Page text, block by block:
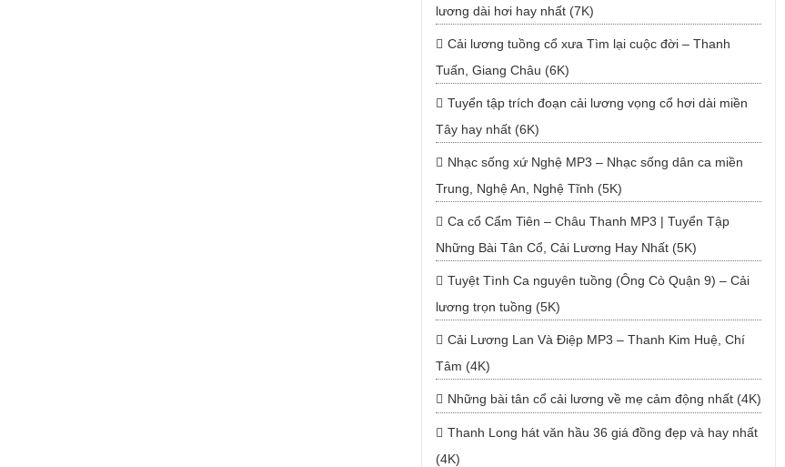
lương dài hơi hay nhất (7K)
Cải lương tuồng cổ xưa Tìm lại cuộc đời – Thanh
Tuấn, Giang Châu (6K)
Tuyển tập trích đoạn cải lương vọng cổ hơi dài miền
Tây hay nhất (6K)
Nhạc sống xứ Nghệ MP3 – Nhạc sống dân ca miền
Trung, Nghệ An, Nghệ Tĩnh (5K)
Ca cổ Cẩm Tiên – Châu Thanh MP3 | Tuyển Tập
Những Bài Tân Cổ, Cải Lương Hay Nhất (5K)
Tuyệt Tình Ca nguyên tuồng (Ông Cò Quận 9) – Cải
lương trọn tuồng (5K)
Cải Lương Lan Và Điệp MP3 – Thanh Kim Huệ, Chí
Tâm (4K)
Những bài tân cổ cải lương về mẹ cảm động nhất (4K)
Thanh Long hát văn hầu 36 giá đồng đẹp và hay nhất
(4K)